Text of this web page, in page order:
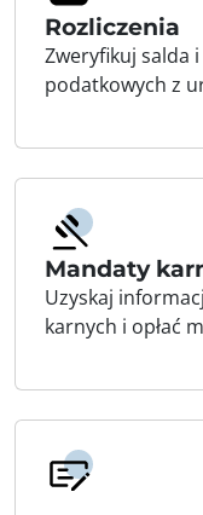
Rozliczenia
Zweryfikuj salda
podatkowych z
Mandaty
Uzyskaj
karnych i opłać